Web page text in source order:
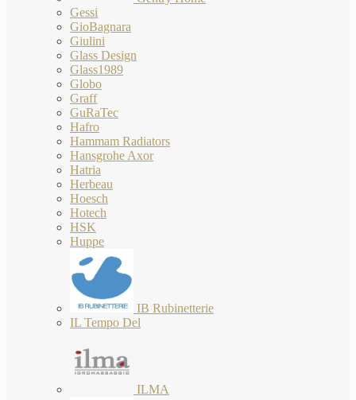
Gessi
GioBagnara
Giulini
Glass Design
Glass1989
Globo
Graff
GuRaTec
Hafro
Hammam Radiators
Hansgrohe Axor
Hatria
Herbeau
Hoesch
Hotech
HSK
Huppe
IB Rubinetterie
IL Tempo Del
ILMA